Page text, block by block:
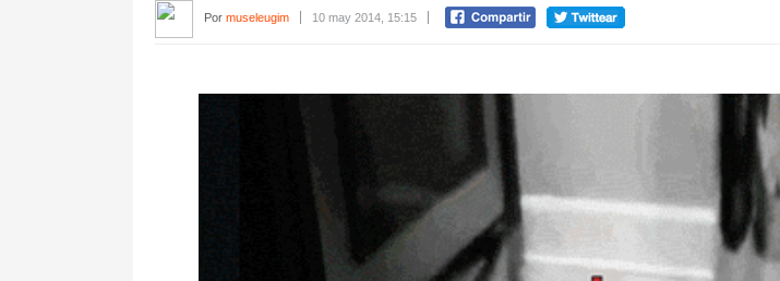
Por museleugim 10 may 2014, 15:15